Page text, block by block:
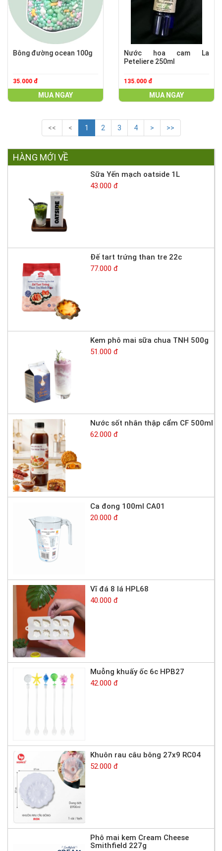
Bông đường ocean 100g
35.000 đ
MUA NGAY
Nước hoa cam La
Peteliere 250ml
135.000 đ
MUA NGAY
<< < 1 2 3 4 > >>
HÀNG MỚI VỀ
Sữa Yến mạch oatside 1L
43.000 đ
Đế tart trứng than tre 22c
77.000 đ
Kem phô mai sữa chua TNH 500g
51.000 đ
Nước sốt nhân thập cẩm CF 500ml
62.000 đ
Ca đong 100ml CA01
20.000 đ
Vĩ đá 8 lá HPL68
40.000 đ
Muỗng khuấy ốc 6c HPB27
42.000 đ
Khuôn rau câu bông 27x9 RC04
52.000 đ
Phô mai kem Cream Cheese
Smithfield 227g